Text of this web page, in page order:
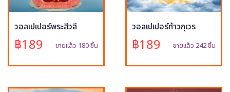
วอลเปเปอร์พระสีวลี
฿189 ขายแล้ว 180 ชิ้น
วอลเปเปอร์ท้าวกุเวร
฿189 ขายแล้ว 242 ชิ้น